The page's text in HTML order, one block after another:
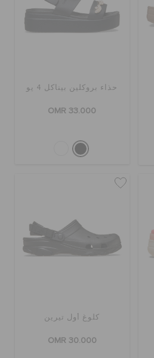
حذاء بروكلين بيناكل 4 يو
OMR 33.000
كلوغ أول تيرين
OMR 30.000